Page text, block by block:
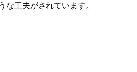
工夫がされています。